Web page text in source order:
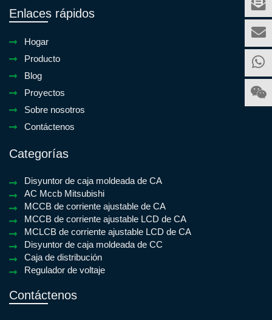
Enlaces rápidos
Hogar
Producto
Blog
Proyectos
Sobre nosotros
Contáctenos
Categorías
Disyuntor de caja moldeada de CA
AC Mccb Mitsubishi
MCCB de corriente ajustable de CA
MCCB de corriente ajustable LCD de CA
MCLCB de corriente ajustable LCD de CA
Disyuntor de caja moldeada de CC
Caja de distribución
Regulador de voltaje
Contáctenos